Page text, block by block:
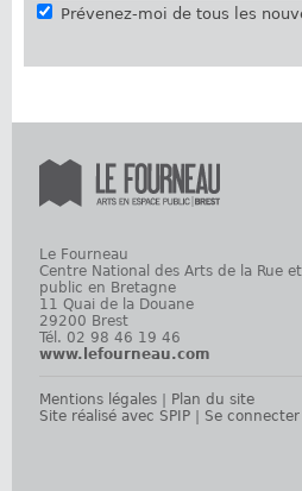
Prévenez-moi de tous les
Le Fourneau
Centre National des Arts de la Rue
public en Bretagne
11 Quai de la Douane
29200 Brest
Tél. 02 98 46 19 46
www.lefourneau.com
Mentions légales
Plan du site
Site réalisé avec SPIP
Se connecter